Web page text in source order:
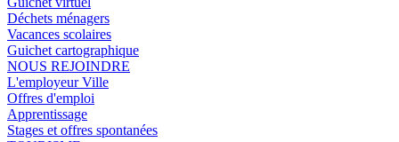
Déchets ménagers
Vacances scolaires
Guichet cartographique
NOUS REJOINDRE
L'employeur Ville
Offres d'emploi
Apprentissage
Stages et offres spontanées